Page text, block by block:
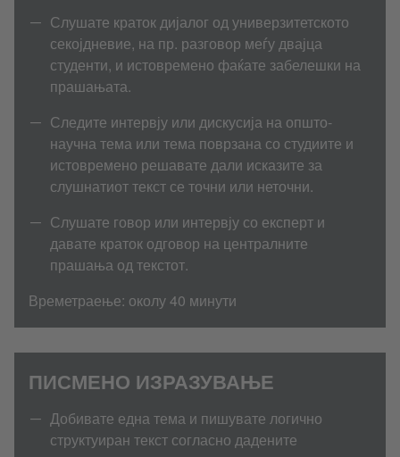
Слушате краток дијалог од универзитетското
секојдневие, на пр. разговор меѓу двајца
студенти, и истовремено фаќате забелешки на
прашањата.
Следите интервју или дискусија на општо-
научна тема или тема поврзана со студиите и
истовремено решавате дали исказите за
слушнатиот текст се точни или неточни.
Слушате говор или интервју со експерт и
давате краток одговор на централните
прашања од текстот.
Времетраење: околу 40 минути
ПИСМЕНО ИЗРАЗУВАЊЕ
Добивате една тема и пишувате логично
структуиран текст согласно дадените